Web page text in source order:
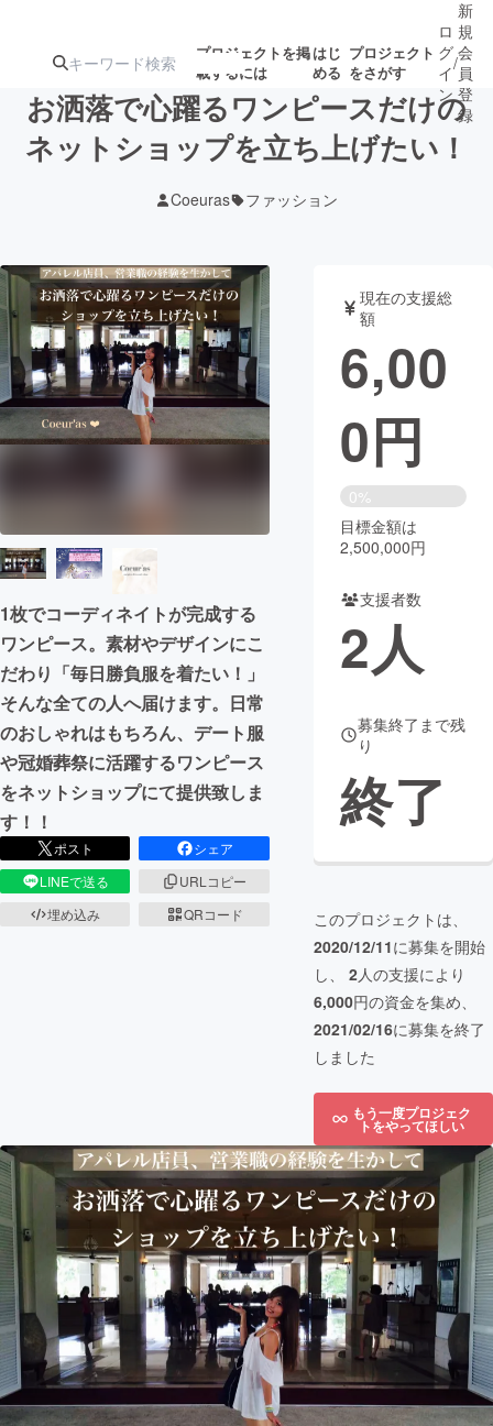
プロジェクトを掲
載するには
はじ
める
プロジェクト
をさがす
ジェクト
ロジェクト
アート・写真 音楽
テクノロジー・ガジェット ゲーム・サ
映像・映画 書籍・雑誌
チャレンジ
まちづくり・地域活性化
CAMPFIRE for Social Good
CAMPFIRE Creation
CAMPFIREふるさと納税machi-ya コミュニティ
ロ
グ
イ
ン
/
新
規
会
員
登
録
お洒落で心躍るワンピースだけの
ネットショップを立ち上げたい！
Coeuras ファッション
1枚でコーディネイトが完成する
ワンピース。素材やデザインにこ
だわり「毎日勝負服を着たい！」
そんな全ての人へ届けます。日常
のおしゃれはもちろん、デート服
や冠婚葬祭に活躍するワンピース
をネットショップにて提供致しま
す！！
ポスト
シェア
LINEで送る
URLコピー
埋め込み
QRコード
現在の支援総
額
6,00
0円
0%
目標金額は
2,500,000円
支援者数
2人
募集終了まで残
り
終了
このプロジェクトは、
2020/12/11に募集を開始
し、 2人の支援により
6,000円の資金を集め、
2021/02/16に募集を終了
しました
もう一度プロジェク
トをやってほしい